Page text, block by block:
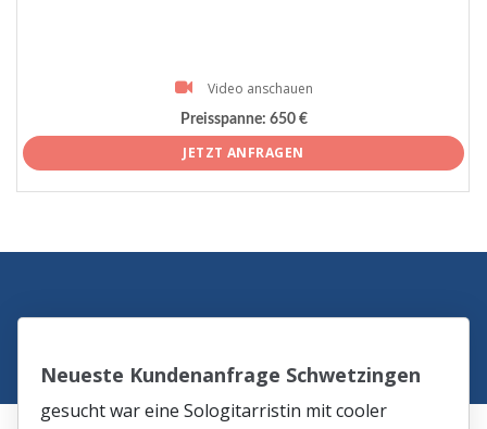
Video anschauen
Preisspanne: 650 €
JETZT ANFRAGEN
Neueste Kundenanfrage Schwetzingen
gesucht war eine Sologitarristin mit cooler